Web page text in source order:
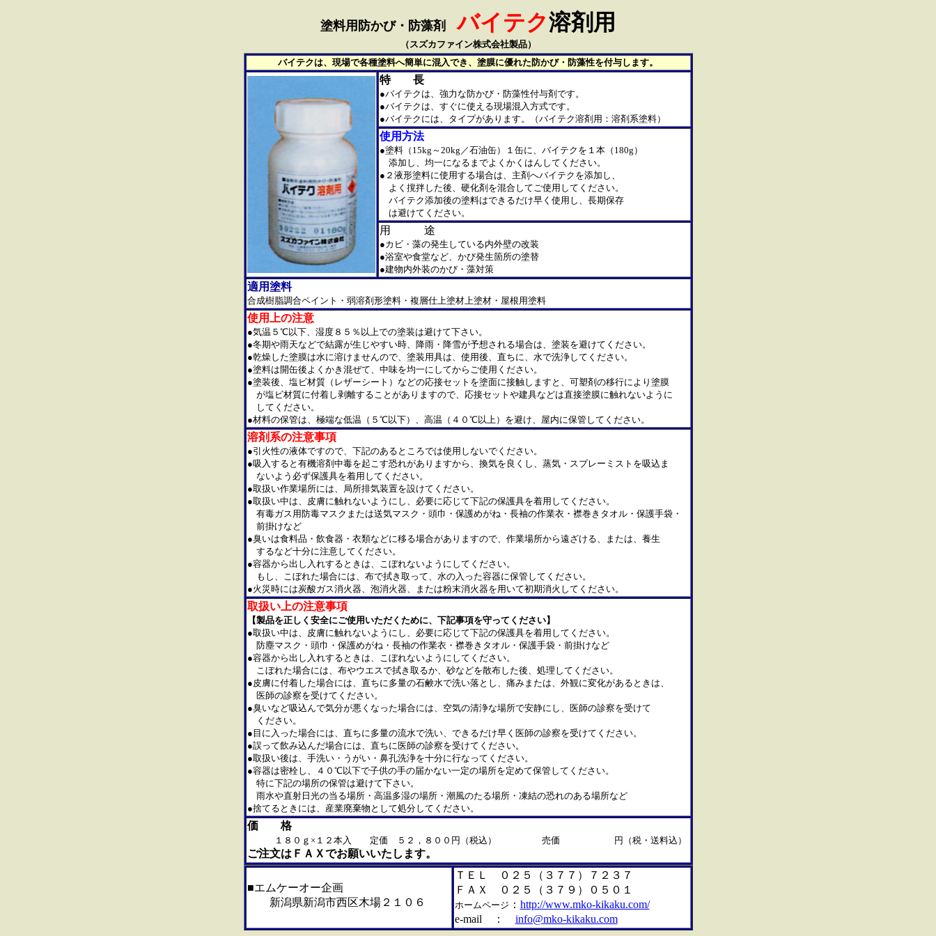
塗料用防かび・防藻剤 バイテク溶剤用
（スズカファイン株式会社製品）
バイテクは、現場で各種塗料へ簡単に混入でき、塗膜に優れた防かび・防藻性を付与します。
特 長
●バイテクは、強力な防かび・防藻性付与剤です。
●バイテクは、すぐに使える現場混入方式です。
●バイテクには、タイプがあります。（バイテク溶剤用：溶剤系塗料）
使用方法
●塗料（15kg～20kg／石油缶）１缶に、バイテクを１本（180g）
添加し、均一になるまでよくかくはんしてください。
● ２液形塗料に使用する場合は、主剤へバイテクを添加し、
よく撹拌した後、硬化剤を混合してご使用してください。
バイテク添加後の塗料はできるだけ早く使用し、長期保存
は避けてください。
用 途
●カビ・藻の発生している内外壁の改装
●浴室や食堂など、かび発生箇所の塗替
●建物内外装のかび・藻対策
適用塗料
合成樹脂調合ペイント・弱溶剤形塗料・複層仕上塗材上塗材・屋根用塗料
使用上の注意
●気温５℃以下、湿度８５％以上での塗装は避けて下さい。
●冬期や雨天などで結露が生じやすい時、降雨・降雪が予想される場合は、塗装を避けてください。
●乾燥した塗膜は水に溶けませんので、塗装用具は、使用後、直ちに、水で洗浄してください。
●塗料は開缶後よくかき混ぜて、中味を均一にしてからご使用ください。
●塗装後、塩ビ材質（レザーシート）などの応接セットを塗面に接触しますと、可塑剤の移行により塗膜
が塩ビ材質に付着し剥離することがありますので、応接セットや建具などは直接塗膜に触れないように
してください。
●材料の保管は、極端な低温（５℃以下）、高温（４０℃以上）を避け、屋内に保管してください。
溶剤系の注意事項
●引火性の液体ですので、下記のあるところでは使用しないでください。
●吸入すると有機溶剤中毒を起こす恐れがありますから、換気を良くし、蒸気・スプレーミストを吸込ま
ないよう必ず保護具を着用してください。
●取扱い作業場所には、局所排気装置を設けてください。
●取扱い中は、皮膚に触れないようにし、必要に応じて下記の保護具を着用してください。
有毒ガス用防毒マスクまたは送気マスク・頭巾・保護めがね・長袖の作業衣・襟巻きタオル・保護手袋・
前掛けなど
●臭いは食料品・飲食器・衣類などに移る場合がありますので、作業場所から遠ざける、または、養生
するなど十分に注意してください。
●容器から出し入れするときは、こぼれないようにしてください。
もし、こぼれた場合には、布で拭き取って、水の入った容器に保管してください。
●火災時には炭酸ガス消火器、泡消火器、または粉末消火器を用いて初期消火してください。
取扱い上の注意事項
【製品を正しく安全にご使用いただくために、下記事項を守ってください】
●取扱い中は、皮膚に触れないようにし、必要に応じて下記の保護具を着用してください。
防塵マスク・頭巾・保護めがね・長袖の作業衣・襟巻きタオル・保護手袋・前掛けなど
●容器から出し入れするときは、こぼれないようにしてください。
こぼれた場合には、布やウエスで拭き取るか、砂などを散布した後、処理してください。
●皮膚に付着した場合には、直ちに多量の石鹸水で洗い落とし、痛みまたは、外観に変化があるときは、
医師の診察を受けてください。
●臭いなど吸込んで気分が悪くなった場合には、空気の清浄な場所で安静にし、医師の診察を受けて
ください。
●目に入った場合には、直ちに多量の流水で洗い、できるだけ早く医師の診察を受けてください。
●誤って飲み込んだ場合には、直ちに医師の診察を受けてください。
●取扱い後は、手洗い・うがい・鼻孔洗浄を十分に行なってください。
●容器は密栓し、４０℃以下で子供の手の届かない一定の場所を定めて保管してください。
特に下記の場所の保管は避けて下さい。
雨水や直射日光の当る場所・高温多湿の場所・潮風のたる場所・凍結の恐れのある場所など
●捨てるときには、産業廃棄物として処分してください。
価 格
１８０ｇ×１２本入 定価 ５２，８００円（税込） 売価 円（税・送料込）
ご注文はＦＡＸでお願いいたします。
■エムケーオー企画
新潟県新潟市西区木場２１０６
ＴＥＬ ０２５（３７７）７２３７
ＦＡＸ ０２５（３７９）０５０１
ホームページ ： http://www.mko-kikaku.com/
e-mail ： info@mko-kikaku.com